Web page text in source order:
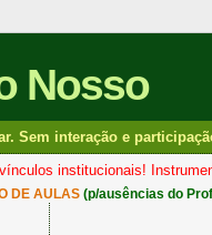
Nosso
Sem interação e
institucionais!
DE AULAS(p/ausências do